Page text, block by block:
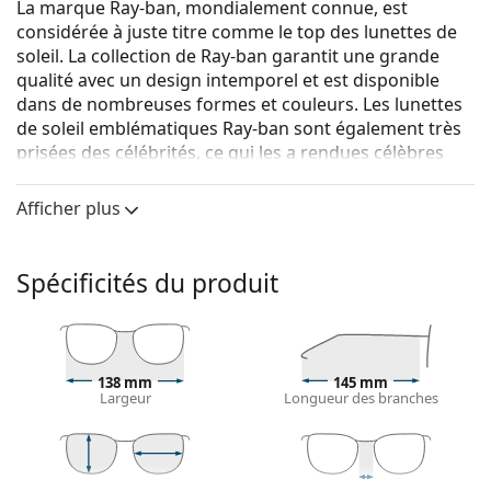
La marque Ray-ban, mondialement connue, est
considérée à juste titre comme le top des lunettes de
soleil. La collection de Ray-ban garantit une grande
qualité avec un design intemporel et est disponible
dans de nombreuses formes et couleurs. Les lunettes
de soleil emblématiques Ray-ban sont également très
prisées des célébrités, ce qui les a rendues célèbres
{nom du produit}
Voyez à quoi vous ressemblez avec ces lunettes de
soleil grâce à la fonction d'essayage virtuel de
Lentiamo.
Monture de lunettes de soleil
La couleur noire de la monture s'accorde
cheveux blonds clairs, châtains clairs ou noirs.
Lunettes de soleil à montures carréessont un choix
Afficher plus
Spécificités du produit
138 mm
Largeur
145 mm
Longueur des branches